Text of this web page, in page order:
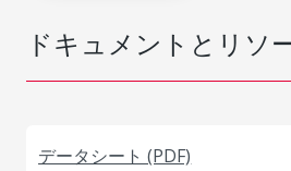
ドキュメントとリソ
データシート (PDF)